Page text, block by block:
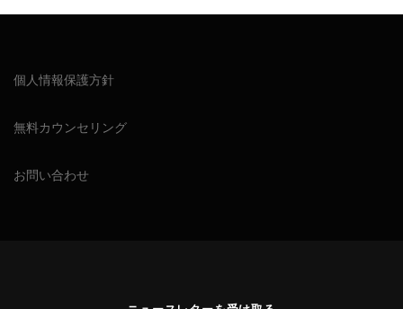
個人情報保護方針
無料カウンセリング
お問い合わせ